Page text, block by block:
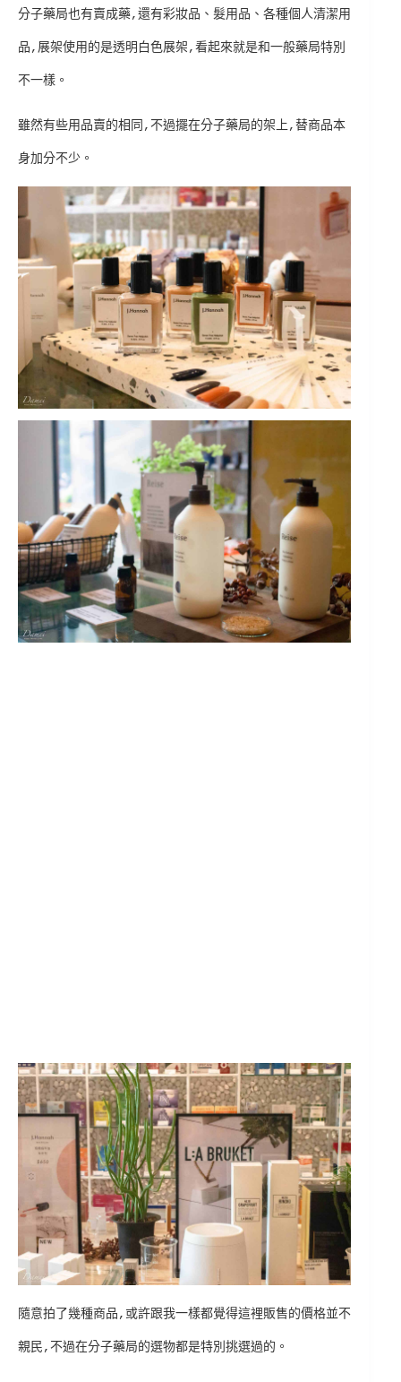
分子藥局也有賣成藥,還有彩妝品、髮用品、各種個人清潔用
品,展架使用的是透明白色展架,看起來就是和一般藥局特別
不一樣。
雖然有些用品賣的相同,不過擺在分子藥局的架上,替商品本
身加分不少。
隨意拍了幾種商品,或許跟我一樣都覺得這裡販售的價格並不
親民,不過在分子藥局的選物都是特別挑選過的。